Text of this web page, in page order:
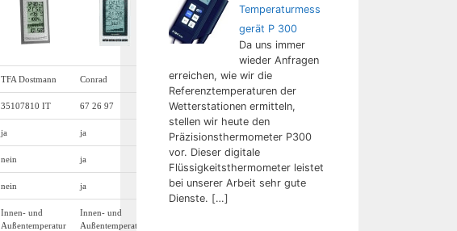
TFA Dostmann Conrad
35107810 IT 67 26 97
ja ja
nein ja
nein ja
Innen- und
Außentemperatur
Innen- und
Außentemperatur
Temperaturmess
gerät P 300
Da uns immer
wieder Anfragen
erreichen, wie wir die
Referenztemperaturen der
Wetterstationen ermitteln,
stellen wir heute den
Präzisionsthermometer P300
vor. Dieser digitale
Flüssigkeitsthermometer leistet
bei unserer Arbeit sehr gute
Dienste. […]